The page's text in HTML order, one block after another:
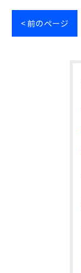
< 前のページ